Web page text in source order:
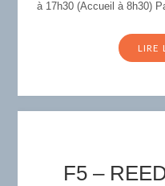
à 17h30 (Accueil à 8h30)
LIRE
F5 –